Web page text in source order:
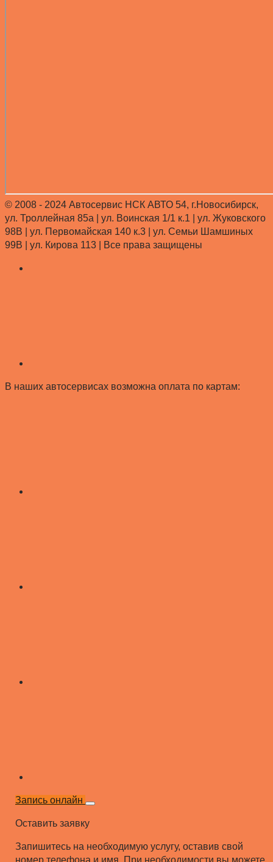
© 2008 - 2024 Автосервис НСК АВТО 54, г.Новосибирск,
ул. Троллейная 85а | ул. Воинская 1/1 к.1 | ул. Жуковского
98В | ул. Первомайская 140 к.3 | ул. Семьи Шамшиных
99В | ул. Кирова 113 |
Все права защищены
В наших автосервисах возможна оплата по картам:
Запись онлайн
Оставить заявку
Запишитесь на необходимую услугу, оставив свой